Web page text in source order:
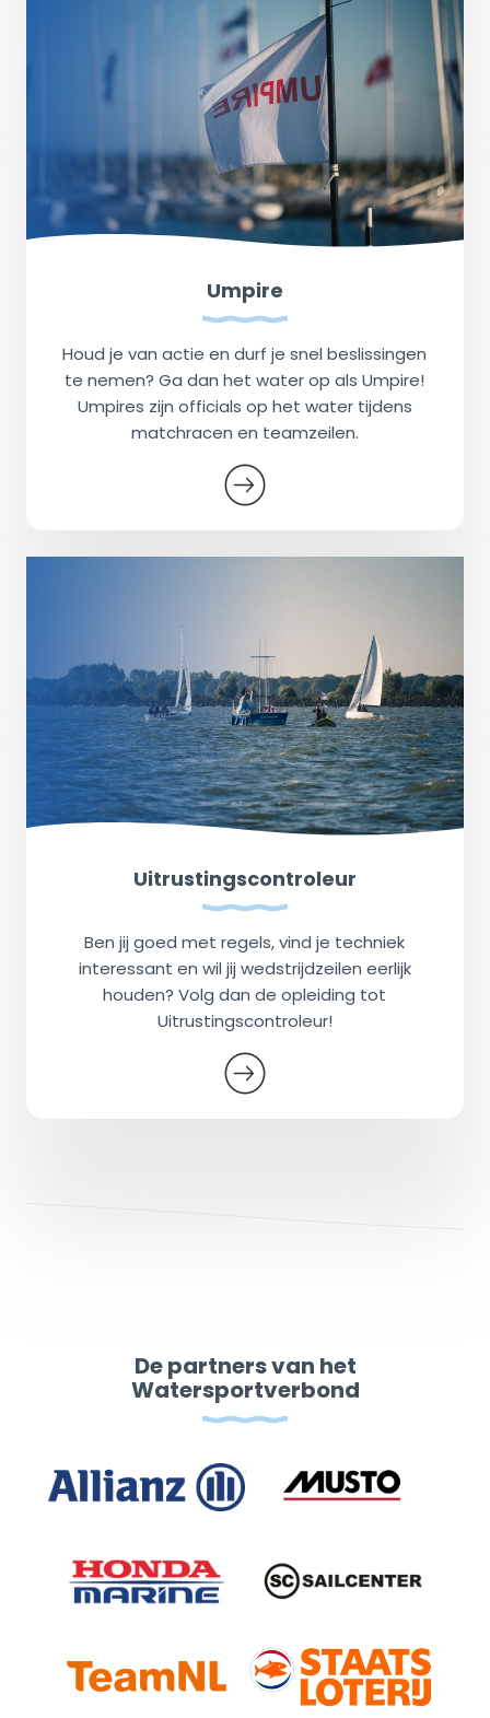
Umpire
Houd je van actie en durf je snel beslissingen
te nemen? Ga dan het water op als Umpire!
Umpires zijn officials op het water tijdens
matchracen en teamzeilen.
Uitrustingscontroleur
Ben jij goed met regels, vind je techniek
interessant en wil jij wedstrijdzeilen eerlijk
houden? Volg dan de opleiding tot
Uitrustingscontroleur!
De partners van het
Watersportverbond